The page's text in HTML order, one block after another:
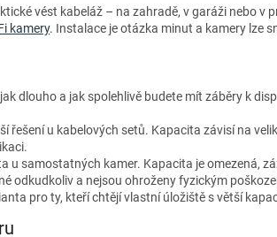
vést kabeláž – na zahradě, v garáži nebo
kamery. Instalace je otázka minut a kamery lze
dlouho a jak spolehlivě budete mít záběry k
řešení u kabelových setů. Kapacita závisí na
u samostatných kamer. Kapacita je omezená,
odkudkoliv a nejsou ohroženy fyzickým
pro ty, kteří chtějí vlastní úložiště s větší